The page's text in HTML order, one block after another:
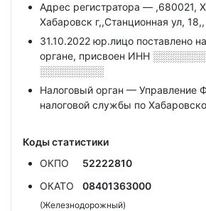
Адрес регистратора — ,680021,
Хабаровск г,,Станционная ул, 18,,
31.10.2022 юр.лицо поставлено
органе, присвоен ИНН
░░░░░░░░░
Налоговый орган — Управление
налоговой службы по
Коды статистики
ОКПО
52222810
ОКАТО
08401363000
(Железнодорожный)